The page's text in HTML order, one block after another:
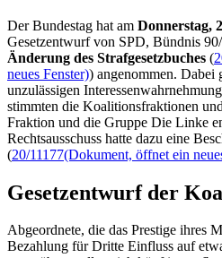
Der Bundestag hat am Donnerstag,
Gesetzentwurf von SPD, Bündnis
Änderung des Strafgesetzbuches (
neues Fenster)) angenommen. Dabei
unzulässigen
stimmten die Koalitionsfraktionen
Fraktion und die Gruppe Die Linke
Rechtsausschuss hatte dazu eine
(20/11177(Dokument, öffnet ein
Gesetzentwurf der
Abgeordnete, die das Prestige ihres
Bezahlung für Dritte Einfluss auf